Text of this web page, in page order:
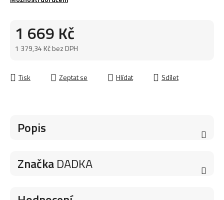
1 669 Kč
1 379,34 Kč bez DPH
Tisk
Zeptat se Hlídat Sdílet
Popis
ZnačkaDADKA